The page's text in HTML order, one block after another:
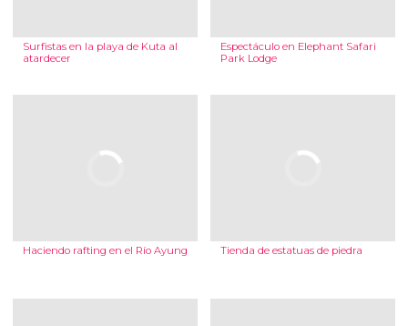
Surfistas en la playa de Kuta al
atardecer
Espectáculo en Elephant Safari
Park Lodge
Haciendo rafting en el Río Ayung Tienda de estatuas de piedra